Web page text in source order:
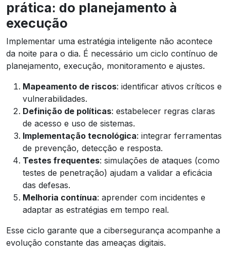
prática: do planejamento à
execução
Implementar uma estratégia inteligente não acontece
da noite para o dia. É necessário um ciclo contínuo de
planejamento, execução, monitoramento e ajustes.
Mapeamento de riscos: identificar ativos críticos e
vulnerabilidades.
Definição de políticas: estabelecer regras claras
de acesso e uso de sistemas.
Implementação tecnológica: integrar ferramentas
de prevenção, detecção e resposta.
Testes frequentes: simulações de ataques (como
testes de penetração) ajudam a validar a eficácia
das defesas.
Melhoria contínua: aprender com incidentes e
adaptar as estratégias em tempo real.
Esse ciclo garante que a cibersegurança acompanhe a
evolução constante das ameaças digitais.